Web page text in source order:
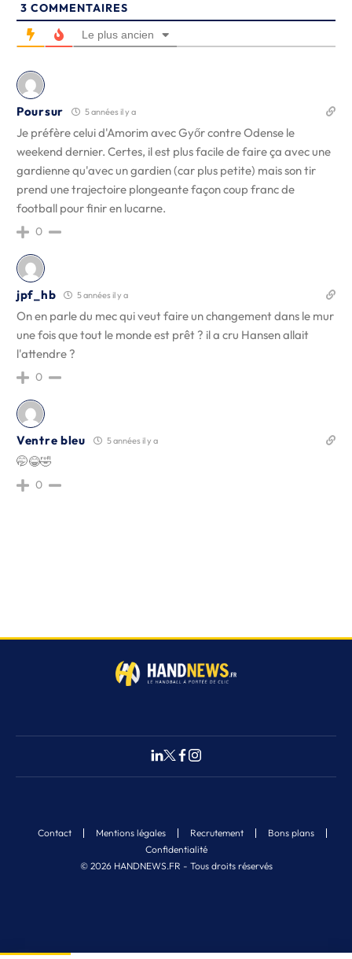
Fermer
3 COMMENTAIRES
Le plus ancien
Poursur 5 années il y a
Je préfère celui d'Amorim avec Győr contre Odense le
weekend dernier. Certes, il est plus facile de faire ça avec une
gardienne qu'avec un gardien (car plus petite) mais son tir
prend une trajectoire plongeante façon coup franc de
football pour finir en lucarne.
0
jpf_hb 5 années il y a
On en parle du mec qui veut faire un changement dans le mur
une fois que tout le monde est prêt ? il a cru Hansen allait
l'attendre ?
0
Ventre bleu 5 années il y a
🤭😂🤣
0
© 2026 HANDNEWS.FR - Tous droits réservés
Contact Mentions légales Recrutement
Bons plans
Confidentialité
3